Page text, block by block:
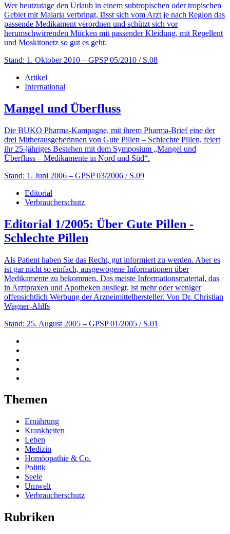
Wer heutzutage den Urlaub in einem subtropischen oder tropischen
Gebiet mit Malaria verbringt, lässt sich vom Arzt je nach Region das
passende Medikament verordnen und schützt sich vor
herumschwirrenden Mücken mit passender Kleidung, mit Repellent
und Moskitonetz so gut es geht.
Stand: 1. Oktober 2010 – GPSP 05/2010 / S.08
Artikel
International
Mangel und Überfluss
Die BUKO Pharma-Kampagne, mit ihrem Pharma-Brief eine der
drei Mitherausgeberinnen von Gute Pillen – Schlechte Pillen, feiert
ihr 25-jähriges Bestehen mit dem Symposium „Mangel und
Überfluss – Medikamente in Nord und Süd“.
Stand: 1. Juni 2006 – GPSP 03/2006 / S.09
Editorial
Verbraucherschutz
Editorial 1/2005: Über Gute Pillen -
Schlechte Pillen
Als Patient haben Sie das Recht, gut informiert zu werden. Aber es
ist gar nicht so einfach, ausgewogene Informationen über
Medikamente zu bekommen. Das meiste Informationsmaterial, das
in Arztpraxen und Apotheken ausliegt, ist mehr oder weniger
offensichtlich Werbung der Arzneimittelhersteller. Von Dr. Christian
Wagner-Ahlfs
Stand: 25. August 2005 – GPSP 01/2005 / S.01
Themen
Ernährung
Krankheiten
Leben
Medizin
Homöopathie & Co.
Politik
Seele
Umwelt
Verbraucherschutz
Rubriken